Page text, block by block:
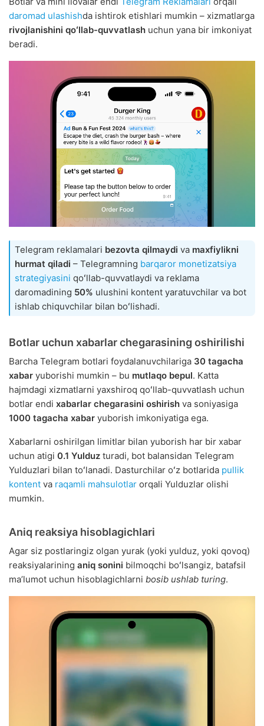
daromad ulashishda ishtirok etishlari mumkin – xizmatlarga
rivojlanishini qoʻllab-quvvatlash uchun yana bir imkoniyat
beradi.
Telegram reklamalari bezovta qilmaydi va maxfiylikni
hurmat qiladi – Telegramning barqaror monetizatsiya
strategiyasini qoʻllab-quvvatlaydi va reklama
daromadining 50% ulushini kontent yaratuvchilar va bot
ishlab chiquvchilar bilan boʻlishadi.
Botlar uchun xabarlar chegarasining oshirilishi
Barcha Telegram botlari foydalanuvchilariga 30 tagacha
xabar yuborishi mumkin – bu mutlaqo bepul. Katta
hajmdagi xizmatlarni yaxshiroq qoʻllab-quvvatlash uchun
botlar endi xabarlar chegarasini oshirish va soniyasiga
1000 tagacha xabar yuborish imkoniyatiga ega.
Xabarlarni oshirilgan limitlar bilan yuborish har bir xabar
uchun atigi 0.1 Yulduz turadi, bot balansidan Telegram
Yulduzlari bilan toʻlanadi. Dasturchilar oʻz botlarida pullik
kontent va raqamli mahsulotlar orqali Yulduzlar olishi
mumkin.
Aniq reaksiya hisoblagichlari
Agar siz postlaringiz olgan yurak (yoki yulduz, yoki qovoq)
reaksiyalarining aniq sonini bilmoqchi boʻlsangiz, batafsil
maʼlumot uchun hisoblagichlarni bosib ushlab turing.